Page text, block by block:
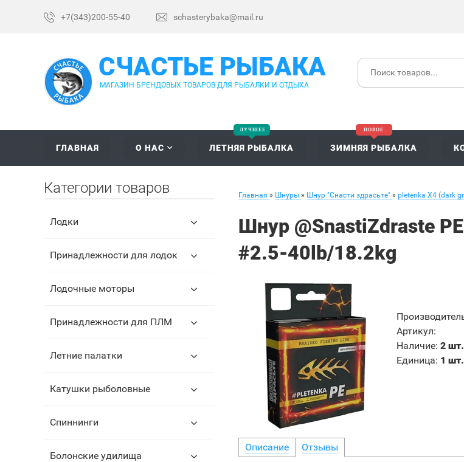
+7(343)200-55-40 schasterybaka@mail.ru
СЧАСТЬЕ РЫБАКА
МАГАЗИН БРЕНДОВЫХ ТОВАРОВ ДЛЯ РЫБАЛКИ И ОТДЫХА
ГЛАВНАЯ О НАС ЛЕТНЯЯ РЫБАЛКА ЗИМНЯЯ РЫБАЛКА
Главная » Шнуры » Шнур "Снасти здрасьте" » pletenka X4 (dark
Шнур @SnastiZdraste
#2.5-40lb/18.2kg
Артикул:
Наличие: 2 шт.
Единица: 1 шт.
Описание Отзывы
Категории товаров
Лодки
Принадлежности для лодок
Лодочные моторы
Принадлежности для ПЛМ
Летние палатки
Катушки рыболовные
Спиннинги
Болонские удилища